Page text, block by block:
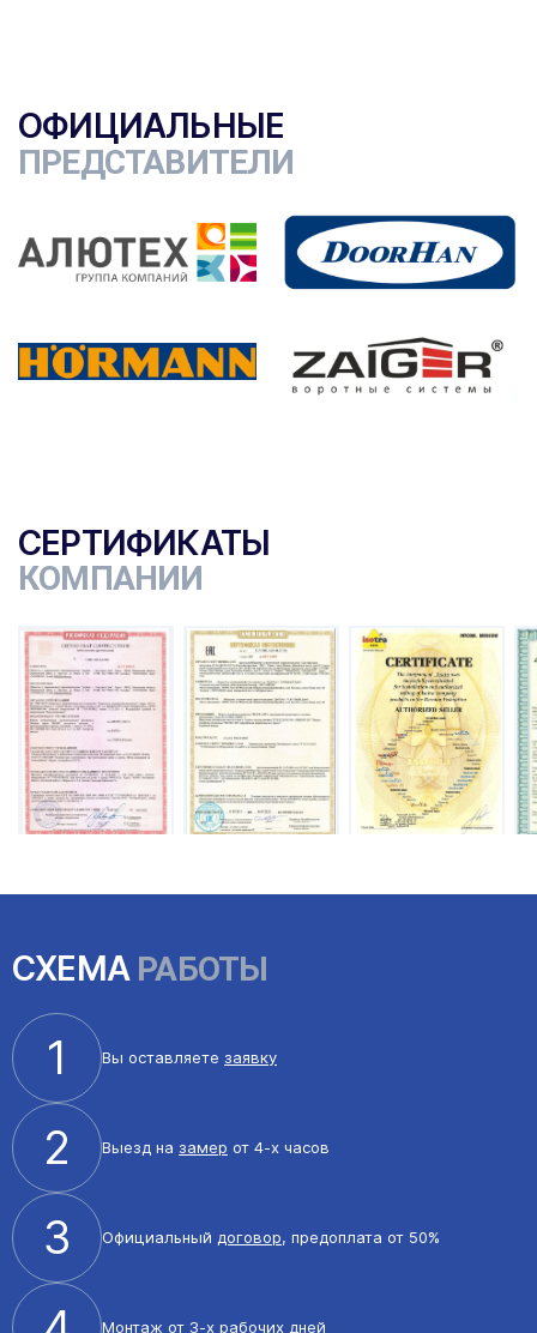
ОФИЦИАЛЬНЫЕ
ПРЕДСТАВИТЕЛИ
СЕРТИФИКАТЫ
КОМПАНИИ
СХЕМАРАБОТЫ
1 Вы оставляете заявку
2 Выезд на замер от 4-х часов
3 Официальный договор, предоплата от 50%
Монтаж от 3-х рабочих дней